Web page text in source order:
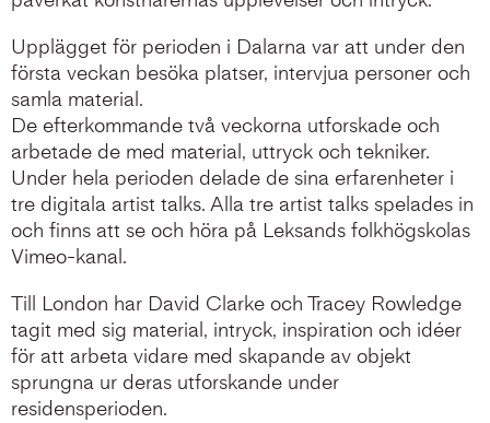
Upplägget för perioden i Dalarna var att under den
första veckan besöka platser, intervjua personer och
samla material.
De efterkommande två veckorna utforskade och
arbetade de med material, uttryck och tekniker.
Under hela perioden delade de sina erfarenheter i
tre digitala artist talks. Alla tre artist talks spelades in
och finns att se och höra på Leksands folkhögskolas
Vimeo-kanal.
Till London har David Clarke och Tracey Rowledge
tagit med sig material, intryck, inspiration och idéer
för att arbeta vidare med skapande av objekt
sprungna ur deras utforskande under
residensperioden.